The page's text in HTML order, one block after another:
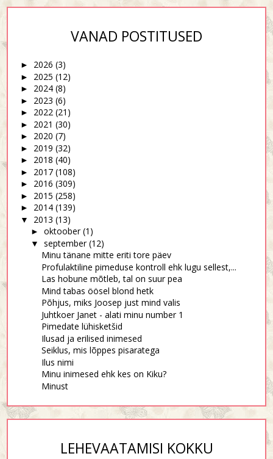
VANAD POSTITUSED
► 2026 (3)
► 2025 (12)
► 2024 (8)
► 2023 (6)
► 2022 (21)
► 2021 (30)
► 2020 (7)
► 2019 (32)
► 2018 (40)
► 2017 (108)
► 2016 (309)
► 2015 (258)
► 2014 (139)
▼ 2013 (13)
► oktoober (1)
▼ september (12)
Minu tänane mitte eriti tore päev
Profulaktiline pimeduse kontroll ehk lugu sellest,...
Las hobune mõtleb, tal on suur pea
Mind tabas öösel blond hetk
Põhjus, miks Joosep just mind valis
Juhtkoer Janet - alati minu number 1
Pimedate lühisketšid
Ilusad ja erilised inimesed
Seiklus, mis lõppes pisaratega
Ilus nimi
Minu inimesed ehk kes on Kiku?
Minust
LEHEVAATAMISI KOKKU